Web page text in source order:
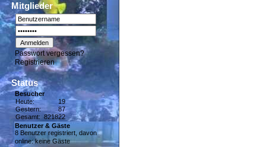
Mitglieder
Passwort vergessen?
Registrieren
Status
Besucher
Heute:
19
Gestern:
87
Gesamt: 821822
Benutzer & Gäste
8 Benutzer registriert, davon
online: keine Gäste